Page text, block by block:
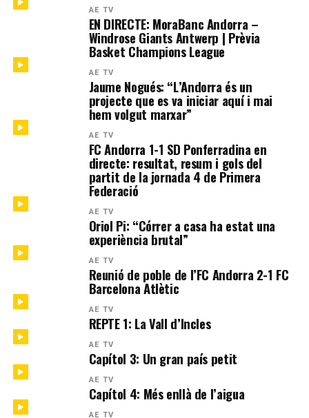
AE TV
EN DIRECTE: MoraBanc Andorra –
Windrose Giants Antwerp | Prèvia
Basket Champions League
AE TV
Jaume Nogués: “L’Andorra és un
projecte que es va iniciar aquí i mai
hem volgut marxar”
AE TV
FC Andorra 1-1 SD Ponferradina en
directe: resultat, resum i gols del
partit de la jornada 4 de Primera
Federació
AE TV
Oriol Pi: “Córrer a casa ha estat una
experiència brutal”
AE TV
Reunió de poble de l’FC Andorra 2-1 FC
Barcelona Atlètic
AE TV
REPTE 1: La Vall d’Incles
AE TV
Capítol 3: Un gran país petit
AE TV
Capítol 4: Més enllà de l’aigua
AE TV